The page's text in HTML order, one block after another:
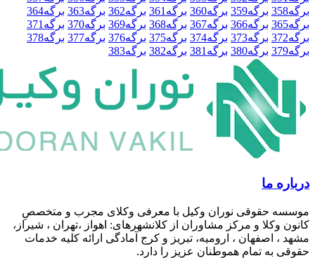
برگه359 برگه360 برگه361 برگه362 برگه363 برگه364
برگه366 برگه367 برگه368 برگه369 برگه370 برگه371
برگه373 برگه374 برگه375 برگه376 برگه377 برگه378
برگه380 برگه381 برگه382 برگه383
ما
حقوقی نوران وکیل با معرفی وکلای مجرب و متخصصِ
و مرکز مشاوران از کلانشهرهای: اهواز ،تهران ، شیراز،
اصفهان ، ارومیه، تبریز و کرج آمادگی ارائه کلیه خدمات
تمام هموطنان عزیز را دارد.